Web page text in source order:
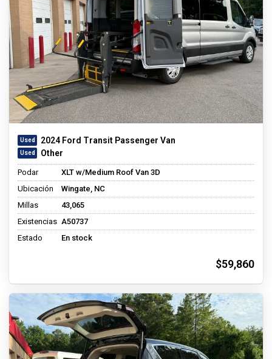
2024 Ford Transit Passenger Van
Other
Podar
XLT w/Medium Roof Van 3D
Ubicación
Wingate, NC
Millas
43,065
Existencias A50737
Estado
En stock
$59,860